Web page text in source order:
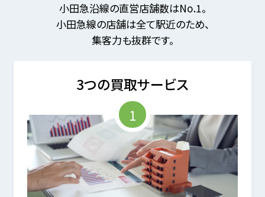
小田急沿線の直営店舗数はNo.1。
小田急線の店舗は全て駅近のため、
集客力も抜群です。
3つの買取サービス
1